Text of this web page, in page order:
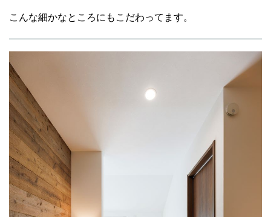
こんな細かなところにもこだわってます。